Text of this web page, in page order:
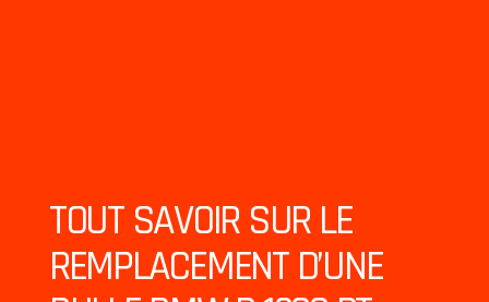
TOUT SAVOIR SUR LE
REMPLACEMENT D’UNE